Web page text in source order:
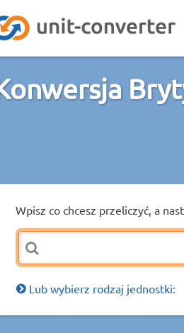
Wpisz co chcesz przeliczyć, a
Lub wybierz rodzaj jednostki: